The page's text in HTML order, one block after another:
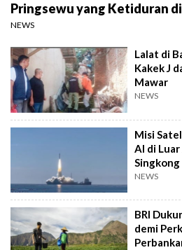
Pringsewu yang Ketiduran
NEWS
Lalat di
Kakek J
Mawar
NEWS
Misi
AI di
Singkong
NEWS
BRI
demi